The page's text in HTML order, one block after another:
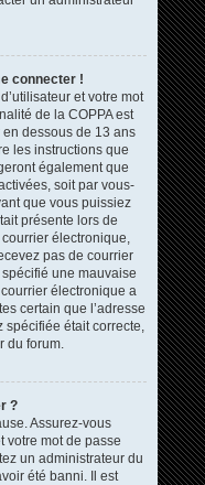
connecter !
et votre mot
de la COPPA est
dessous de 13 ans
les instructions que
également que
soit par vous-
que vous puissiez
présente lors de
électronique,
pas de courrier
une mauvaise
électronique a
certain que l’adresse
était correcte,
du forum.
?
Assurez-vous
votre mot de passe
un administrateur du
été banni. Il est